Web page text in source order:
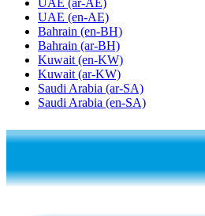
UAE (ar-AE)
UAE (en-AE)
Bahrain (en-BH)
Bahrain (ar-BH)
Kuwait (en-KW)
Kuwait (ar-KW)
Saudi Arabia (ar-SA)
Saudi Arabia (en-SA)